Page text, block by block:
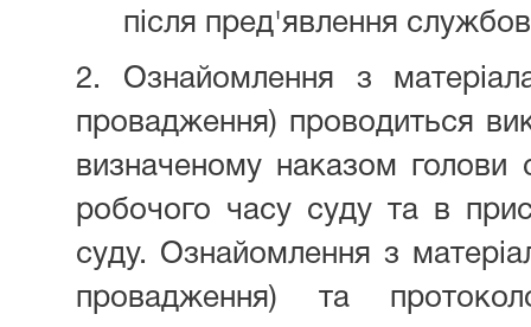
після пред'явлення
2. Ознайомлення з
провадження) проводиться
визначеному наказом голови
робочого часу суду та в
суду. Ознайомлення з
провадження) та